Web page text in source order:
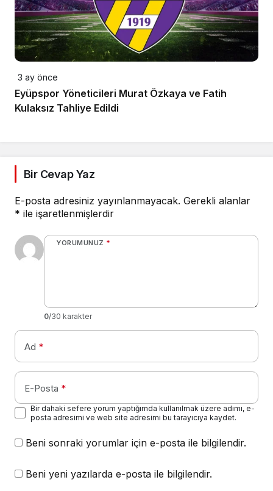
3 ay önce
Eyüpspor Yöneticileri Murat Özkaya ve Fatih
Kulaksız Tahliye Edildi
Bir Cevap Yaz
E-posta adresiniz yayınlanmayacak. Gerekli alanlar
* ile işaretlenmişlerdir
YORUMUNUZ *
0/30 karakter
Ad *
E-Posta *
Bir dahaki sefere yorum yaptığımda kullanılmak üzere adımı, e-
posta adresimi ve web site adresimi bu tarayıcıya kaydet.
Beni sonraki yorumlar için e-posta ile bilgilendir.
Beni yeni yazılarda e-posta ile bilgilendir.